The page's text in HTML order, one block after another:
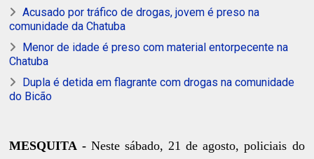
Acusado por tráfico de drogas, jovem é preso na
comunidade da Chatuba
Menor de idade é preso com material entorpecente na
Chatuba
Dupla é detida em flagrante com drogas na comunidade
do Bicão
MESQUITA - Neste sábado, 21 de agosto, policiais do